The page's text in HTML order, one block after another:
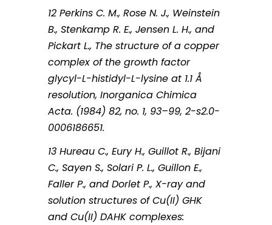
12 Perkins C. M., Rose N. J., Weinstein
B., Stenkamp R. E., Jensen L. H., and
Pickart L., The structure of a copper
complex of the growth factor
glycyl-L-histidyl-L-lysine at 1.1 Å
resolution, Inorganica Chimica
Acta. (1984) 82, no. 1, 93–99, 2-s2.0-
0006186651.
13 Hureau C., Eury H., Guillot R., Bijani
C., Sayen S., Solari P. L., Guillon E.,
Faller P., and Dorlet P., X-ray and
solution structures of Cu(II) GHK
and Cu(II) DAHK complexes: